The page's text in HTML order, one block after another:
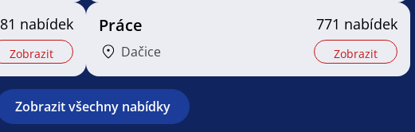
81 nabídek
Zobrazit
Práce
Dačice
771 nabídek
Zobrazit
Zobrazit všechny nabídky